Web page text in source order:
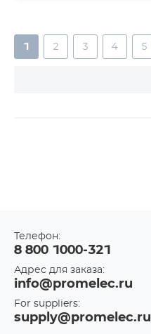
1 2 3 4 5
Телефон:
8 800 1000-321
Адрес для заказа:
info@promelec.ru
For suppliers:
supply@promelec.ru